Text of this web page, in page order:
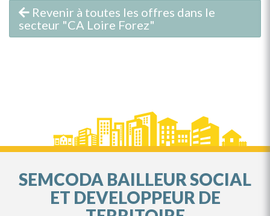
Revenir à toutes les offres dans le
secteur "CA Loire Forez"
SEMCODA BAILLEUR SOCIAL
ET DEVELOPPEUR DE